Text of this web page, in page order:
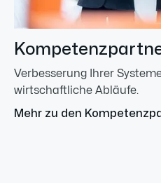
Verbesserung Ihrer
wirtschaftliche Abläufe.
Mehr zu den